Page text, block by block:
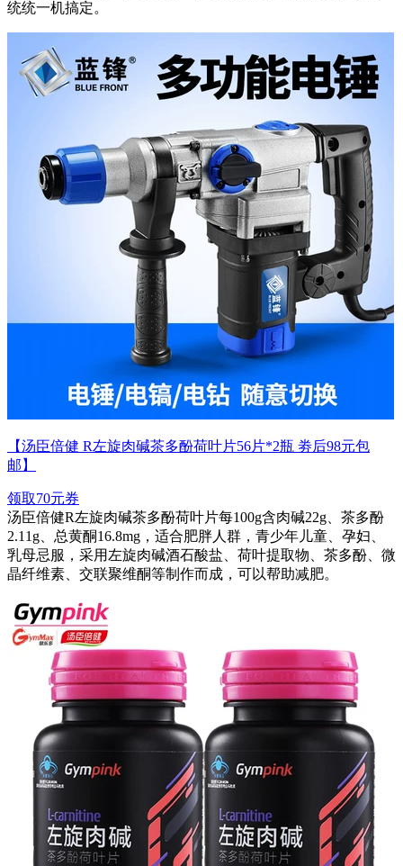
统统一机搞定。
【汤臣倍健 R左旋肉碱茶多酚荷叶片56片*2瓶 劵后98元包
邮】
领取70元券
汤臣倍健R左旋肉碱茶多酚荷叶片每100g含肉碱22g、茶多酚
2.11g、总黄酮16.8mg，适合肥胖人群，青少年儿童、孕妇、
乳母忌服，采用左旋肉碱酒石酸盐、荷叶提取物、茶多酚、微
晶纤维素、交联聚维酮等制作而成，可以帮助减肥。